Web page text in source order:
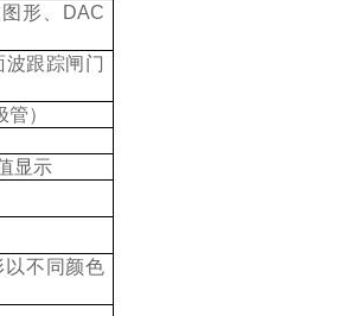
形、DAC
跟踪闸门
）
显示
以不同颜色